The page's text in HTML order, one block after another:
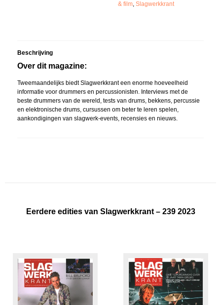
& film, Slagwerkkrant
Beschrijving
Over dit magazine:
Tweemaandelijks biedt Slagwerkkrant een enorme hoeveelheid
informatie voor drummers en percussionisten. Interviews met de
beste drummers van de wereld, tests van drums, bekkens, percussie
en elektronische drums, cursussen om beter te leren spelen,
aankondigingen van slagwerk-events, recensies en nieuws.
Eerdere edities van Slagwerkkrant – 239 2023